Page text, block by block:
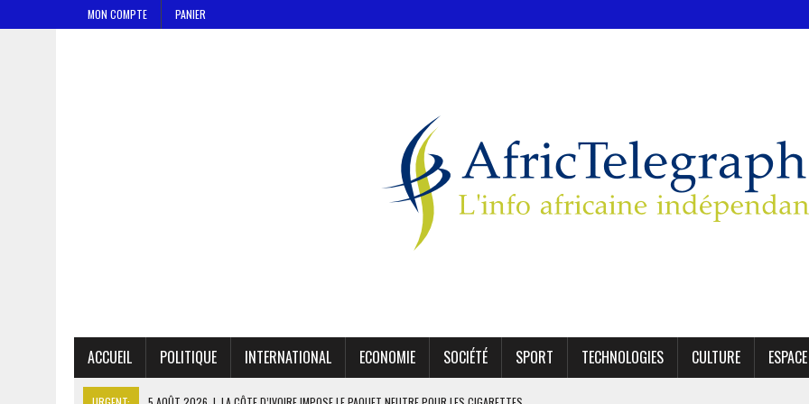
MON COMPTE PANIER
ACCUEIL POLITIQUE INTERNATIONAL ECONOMIE SOCIÉTÉ SPORT TECHNOLOGIES CULTURE